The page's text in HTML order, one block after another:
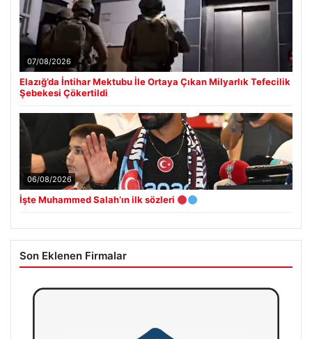
07/08/2026
Elazığ’da İntihar Mektubu İle Ortaya Çıkan Milyarlık Tefecilik
Şebekesi Çökertildi
06/08/2026
İşte Muhammed Salah’ın ilk sözleri
Son Eklenen Firmalar